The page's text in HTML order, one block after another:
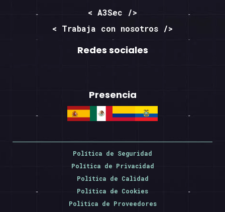
< A3Sec />
< Trabaja con nosotros />
Redes sociales
Presencia
Política de Seguridad
Política de Privacidad
Política de Calidad
Política de Cookies
Politica de Proveedores